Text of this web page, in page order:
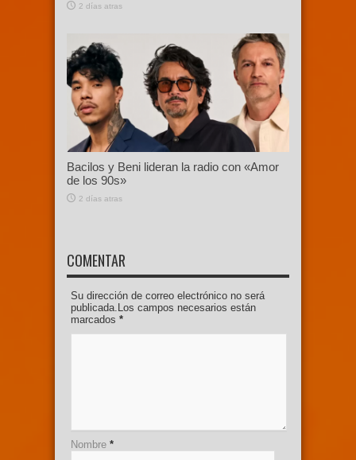
2 días atras
Bacilos y Beni lideran la radio con «Amor
de los 90s»
2 días atras
COMENTAR
Su dirección de correo electrónico no será
publicada.Los campos necesarios están
marcados *
Nombre *